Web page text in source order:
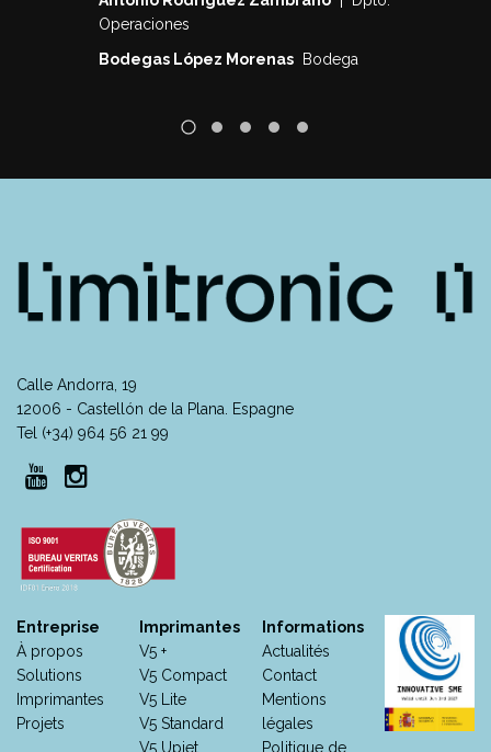
Operaciones
Bodegas López Morenas Bodega
Calle Andorra, 19
12006 - Castellón de la Plana. Espagne
Tel (+34) 964 56 21 99
Entreprise
À propos
Solutions
Imprimantes
Projets
Imprimantes
V5 +
V5 Compact
V5 Lite
V5 Standard
V5 Upjet
Informations
Actualités
Contact
Mentions
légales
Politique de